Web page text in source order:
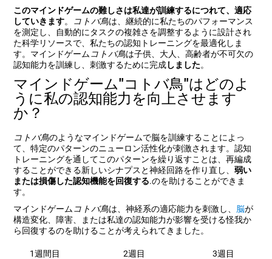
このマインドゲームの難しさは私達が訓練するにつれて、適応
していきます。 コトバ鳥は、継続的に私たちのパフォーマンス
を測定し、自動的にタスクの複雑さを調整するように設計され
た科学リソースで、私たちの認知トレーニングを最適化しま
す。マインドゲームコトバ鳥は子供、大人、高齢者が不可欠の
認知能力を訓練し、刺激するために完成しました。
マインドゲーム"コトバ鳥"はどのよ
うに私の認知能力を向上させます
か？
コトバ鳥のようなマインドゲームで脳を訓練することによっ
て、特定のパターンのニューロン活性化が刺激されます。認知
トレーニングを通してこのパターンを繰り返すことは、再編成
することができる新しいシナプスと神経回路を作り直し、弱い
または損傷した認知機能を回復する.のを助けることができま
す。
マインドゲームコトバ鳥は、神経系の適応能力を刺激し、脳が
構造変化、障害、または私達の認知能力が影響を受ける怪我か
ら回復するのを助けることが考えられてきました。
1週間目 2週目 3週目